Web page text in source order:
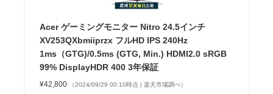
Acer ゲーミングモニター Nitro 24.5インチ
XV253QXbmiiprzx フルHD IPS 240Hz
1ms（GTG)/0.5ms (GTG, Min.) HDMI2.0 sRGB
99% DisplayHDR 400 3年保証
¥42,800 （2024/09/29 00:10時点 | 楽天市場調べ）